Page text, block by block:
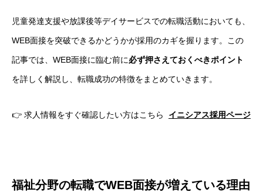
児童発達支援や放課後等デイサービスでの転職活動においても、
WEB面接を突破できるかどうかが採用のカギを握ります。この
記事では、WEB面接に臨む前に必ず押さえておくべきポイント
を詳しく解説し、転職成功の特徴をまとめていきます。
👉 求人情報をすぐ確認したい方はこちら イニシアス採用ページ
福祉分野の転職でWEB面接が増えている理由